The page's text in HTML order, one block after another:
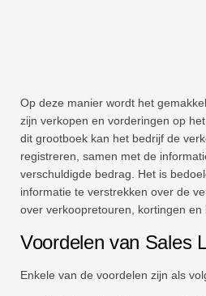
Op deze manier wordt het
zijn verkopen en vorderingen op
dit grootboek kan het bedrijf de
registreren, samen met de
verschuldigde bedrag. Het is
informatie te verstrekken over de
over verkoopretouren, kortingen en
Voordelen van Sales
Enkele van de voordelen zijn als